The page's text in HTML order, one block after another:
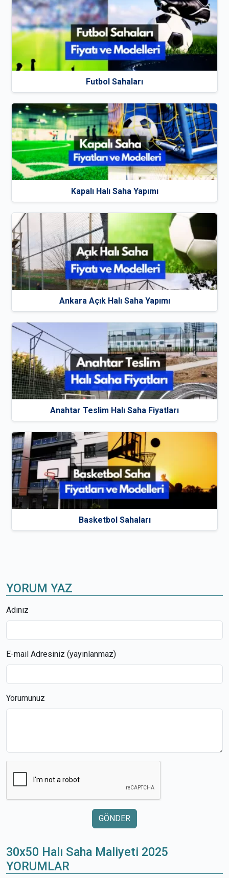
Futbol Sahaları
Kapalı Halı Saha Yapımı
Ankara Açık Halı Saha Yapımı
Anahtar Teslim Halı Saha Fiyatları
Basketbol Sahaları
YORUM YAZ
Adınız
E-mail Adresiniz (yayınlanmaz)
Yorumunuz
GÖNDER
30x50 Halı Saha Maliyeti 2025
YORUMLAR